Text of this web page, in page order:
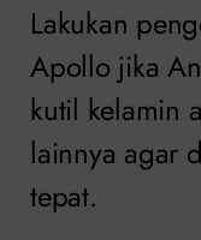
Lakukan
Apollo jika
kutil kelamin
lainnya agar
tepat.